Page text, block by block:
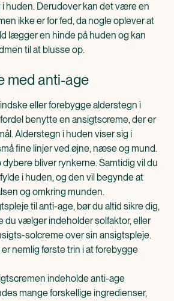
i huden. Derudover kan det være en
ikke er for fed, da nogle oplever at
lægger en hinde på huden og kan
til at blusse op.
med anti-age
eller forebygge alderstegn i
benytte en ansigtscreme, der er
Alderstegn i huden viser sig i
fine linjer ved øjne, næse og mund.
bliver rynkerne. Samtidig vil du
i huden, og den vil begynde at
og omkring munden.
til anti-age, bør du altid sikre dig,
du vælger indeholder solfaktor, eller
solcreme over sin ansigtspleje.
nemlig første trin i at forebygge
indeholde anti-age
mange forskellige ingredienser,